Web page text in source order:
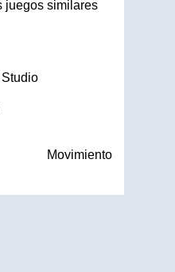
juegos similares
Movimiento